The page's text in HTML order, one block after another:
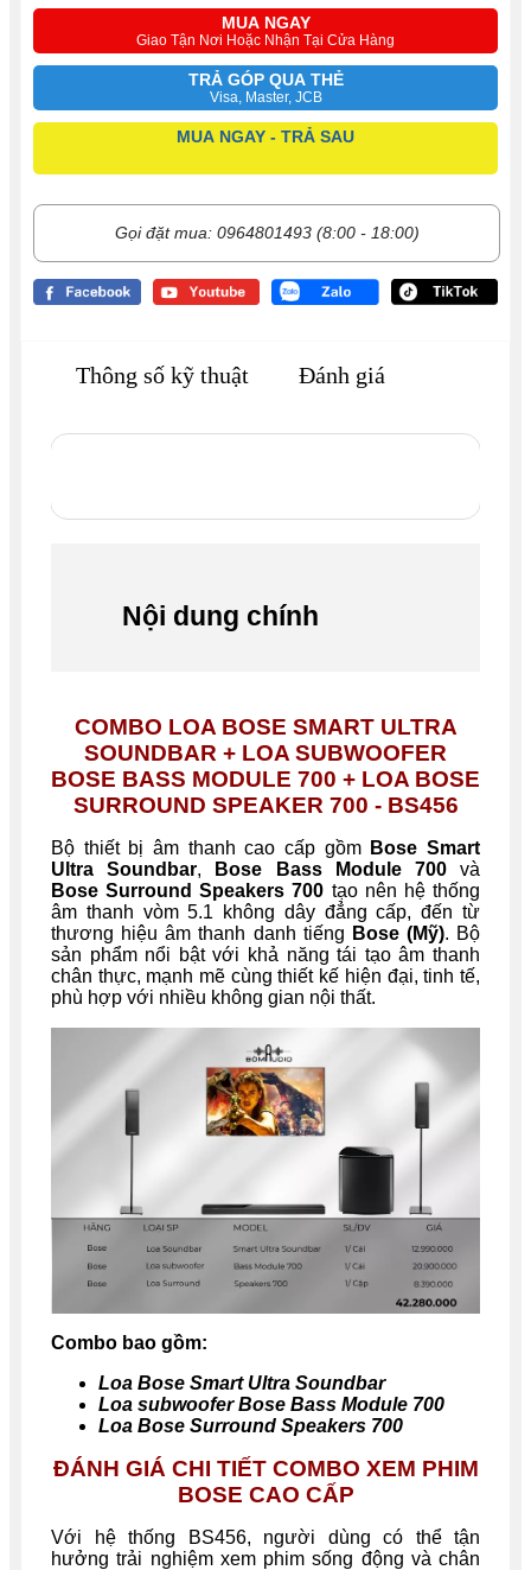
MUA NGAY
Giao Tận Nơi Hoặc Nhận Tại Cửa Hàng
TRẢ GÓP QUA THẺ
Visa, Master, JCB
MUA NGAY - TRẢ SAU
Gọi đặt mua: 0964801493 (8:00 - 18:00)
Thông số kỹ thuật Đánh giá
Nội dung chính
COMBO LOA BOSE SMART ULTRA
SOUNDBAR + LOA SUBWOOFER
BOSE BASS MODULE 700 + LOA BOSE
SURROUND SPEAKER 700 - BS456
Bộ thiết bị âm thanh cao cấp gồm Bose Smart
Ultra Soundbar, Bose Bass Module 700và
Bose Surround Speakers 700 tạo nên hệ thống
âm thanh vòm 5.1 không dây đẳng cấp, đến từ
thương hiệu âm thanh danh tiếng Bose (Mỹ). Bộ
sản phẩm nổi bật với khả năng tái tạo âm thanh
chân thực, mạnh mẽ cùng thiết kế hiện đại, tinh tế,
phù hợp với nhiều không gian nội thất.
Combo bao gồm:
Loa Bose Smart Ultra Soundbar
Loa subwoofer Bose Bass Module 700
Loa Bose Surround Speakers 700
ĐÁNH GIÁ CHI TIẾT COMBO XEM PHIM
BOSE CAO CẤP
Với hệ thống BS456, người dùng có thể tận
hưởng trải nghiệm xem phim sống động và chân